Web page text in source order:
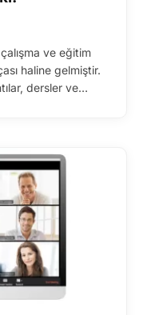
ve eğitim
haline gelmiştir.
dersler ve…